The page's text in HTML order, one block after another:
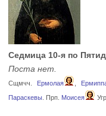
Седмица 10-я по
Поста нет.
Сщмчч. Ермолая
Параскевы. Прп. Моисея